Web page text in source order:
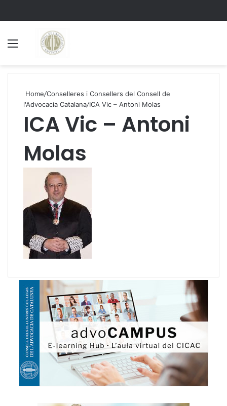
Home/Conselleres i Consellers del Consell de
l'Advocacia Catalana/ICA Vic – Antoni Molas
ICA Vic – Antoni
Molas